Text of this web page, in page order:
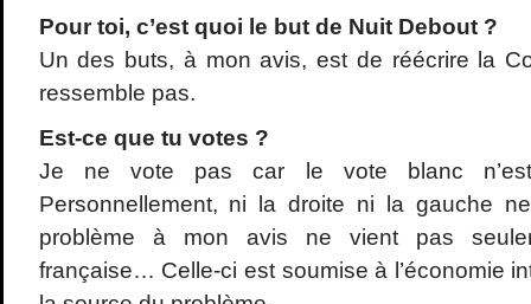
Pour toi, c’est quoi le but de Nuit Debout ?
Un des buts, à mon avis, est de réécrire la
ressemble pas.
Est-ce que tu votes ?
Je ne vote pas car le vote blanc
Personnellement, ni la droite ni la gauche
problème à mon avis ne vient pas
française… Celle-ci est soumise à l’économie